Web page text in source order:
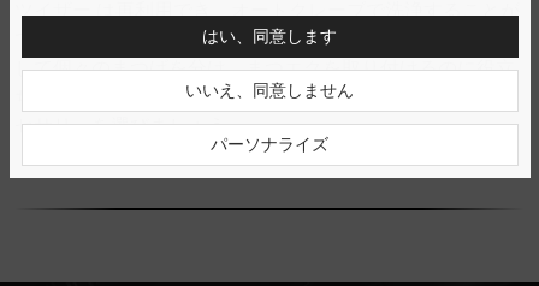
できます。ツイザーの鋭い先端は、まつげ の間にスライド
して個々のまつげを分け、まつエクを取り付けるのに役立
ちます。あなたの 仕事をより良いものに変えてくれるアク
セサリーを選びましょう。
はい、同意します
いいえ、同意しません
パーソナライズ